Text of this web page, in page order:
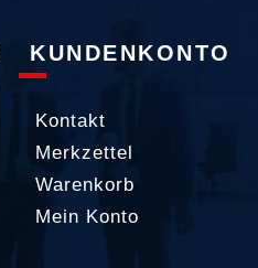
KUNDENKONTO
Kontakt
Merkzettel
Warenkorb
Mein Konto